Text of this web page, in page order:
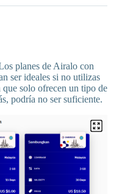
planes de Airalo con
ser ideales si no utilizas
solo ofrecen un tipo de
podría no ser suficiente.